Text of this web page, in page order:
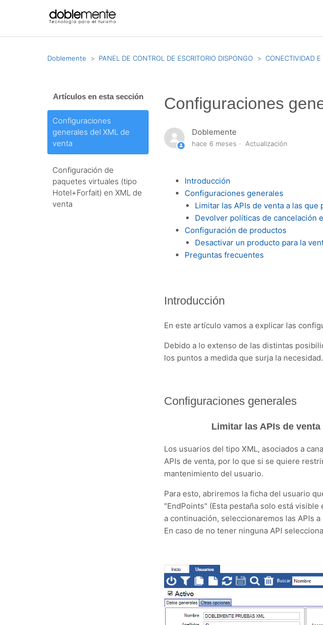
Doblemente PANEL DE CONTROL DE ESCRITORIO DISPONGO CONECTIVIDAD
Artículos en esta sección
Configuraciones
generales del XML de
venta
Configuración de
paquetes virtuales (tipo
Hotel+Forfait) en XML de
venta
Configuraciones
Doblemente
hace 6 meses Actualización
Introducción
Configuraciones generales
Limitar las APIs de venta a las
Devolver políticas de cancelación
Configuración de productos
Desactivar un producto para la
Preguntas frecuentes
Introducción
En este artículo vamos a explicar las
Debido a lo extenso de las distintas
los puntos a medida que surja la necesidad.
Configuraciones generales
Limitar las APIs de
Los usuarios del tipo XML, asociados a
APIs de venta, por lo que si se quiere
mantenimiento del usuario.
Para esto, abriremos la ficha del usuario
"EndPoints" (Esta pestaña solo está
a continuación, seleccionaremos las APIs
En caso de no tener ninguna API